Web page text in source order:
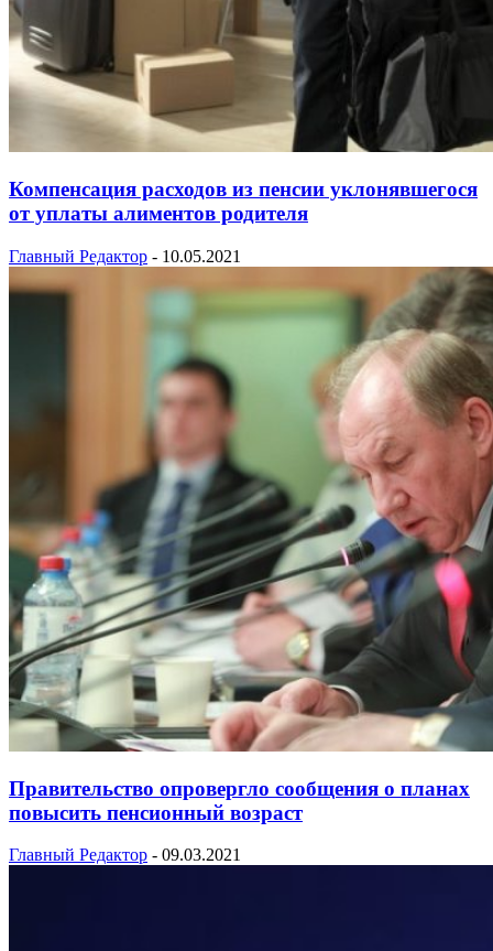
Компенсация расходов из пенсии уклонявшегося
от уплаты алиментов родителя
Главный Редактор - 10.05.2021
Правительство опровергло сообщения о планах
повысить пенсионный возраст
Главный Редактор - 09.03.2021